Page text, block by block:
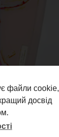
файли cookie,
досвід